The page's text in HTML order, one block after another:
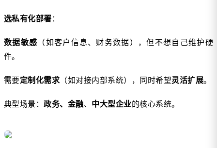
选私有化部署 ：
数据敏感 （如客户信息、财务数据），但不想自己维护硬
件。
需要定制化需求 （如对接内部系统），同时希望灵活扩展。
典型场景：政务、金融、 中大型企业的核心系统。